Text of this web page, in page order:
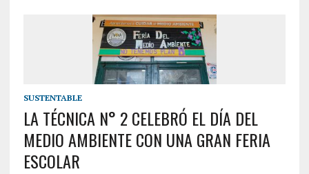
SUSTENTABLE
LA TÉCNICA N° 2 CELEBRÓ EL DÍA DEL
MEDIO AMBIENTE CON UNA GRAN FERIA
ESCOLAR